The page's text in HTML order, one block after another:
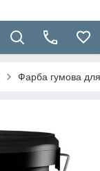
Фарба гумова